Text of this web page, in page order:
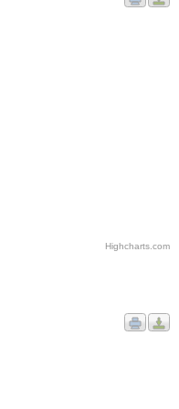
Highcharts.com